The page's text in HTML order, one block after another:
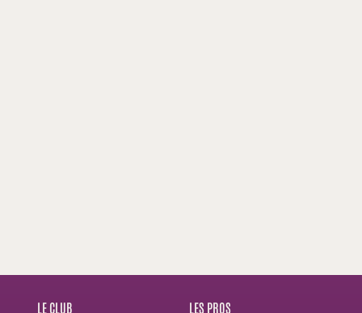
LE CLUB LES PROS